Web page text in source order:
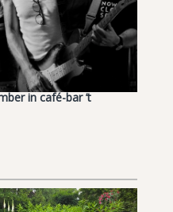
in café-bar ’t